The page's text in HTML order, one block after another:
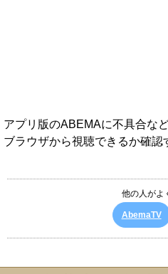
アプリ版のABEMAに不具合な
ブラウザから視聴できるか確認
他の人がよ
AbemaTV